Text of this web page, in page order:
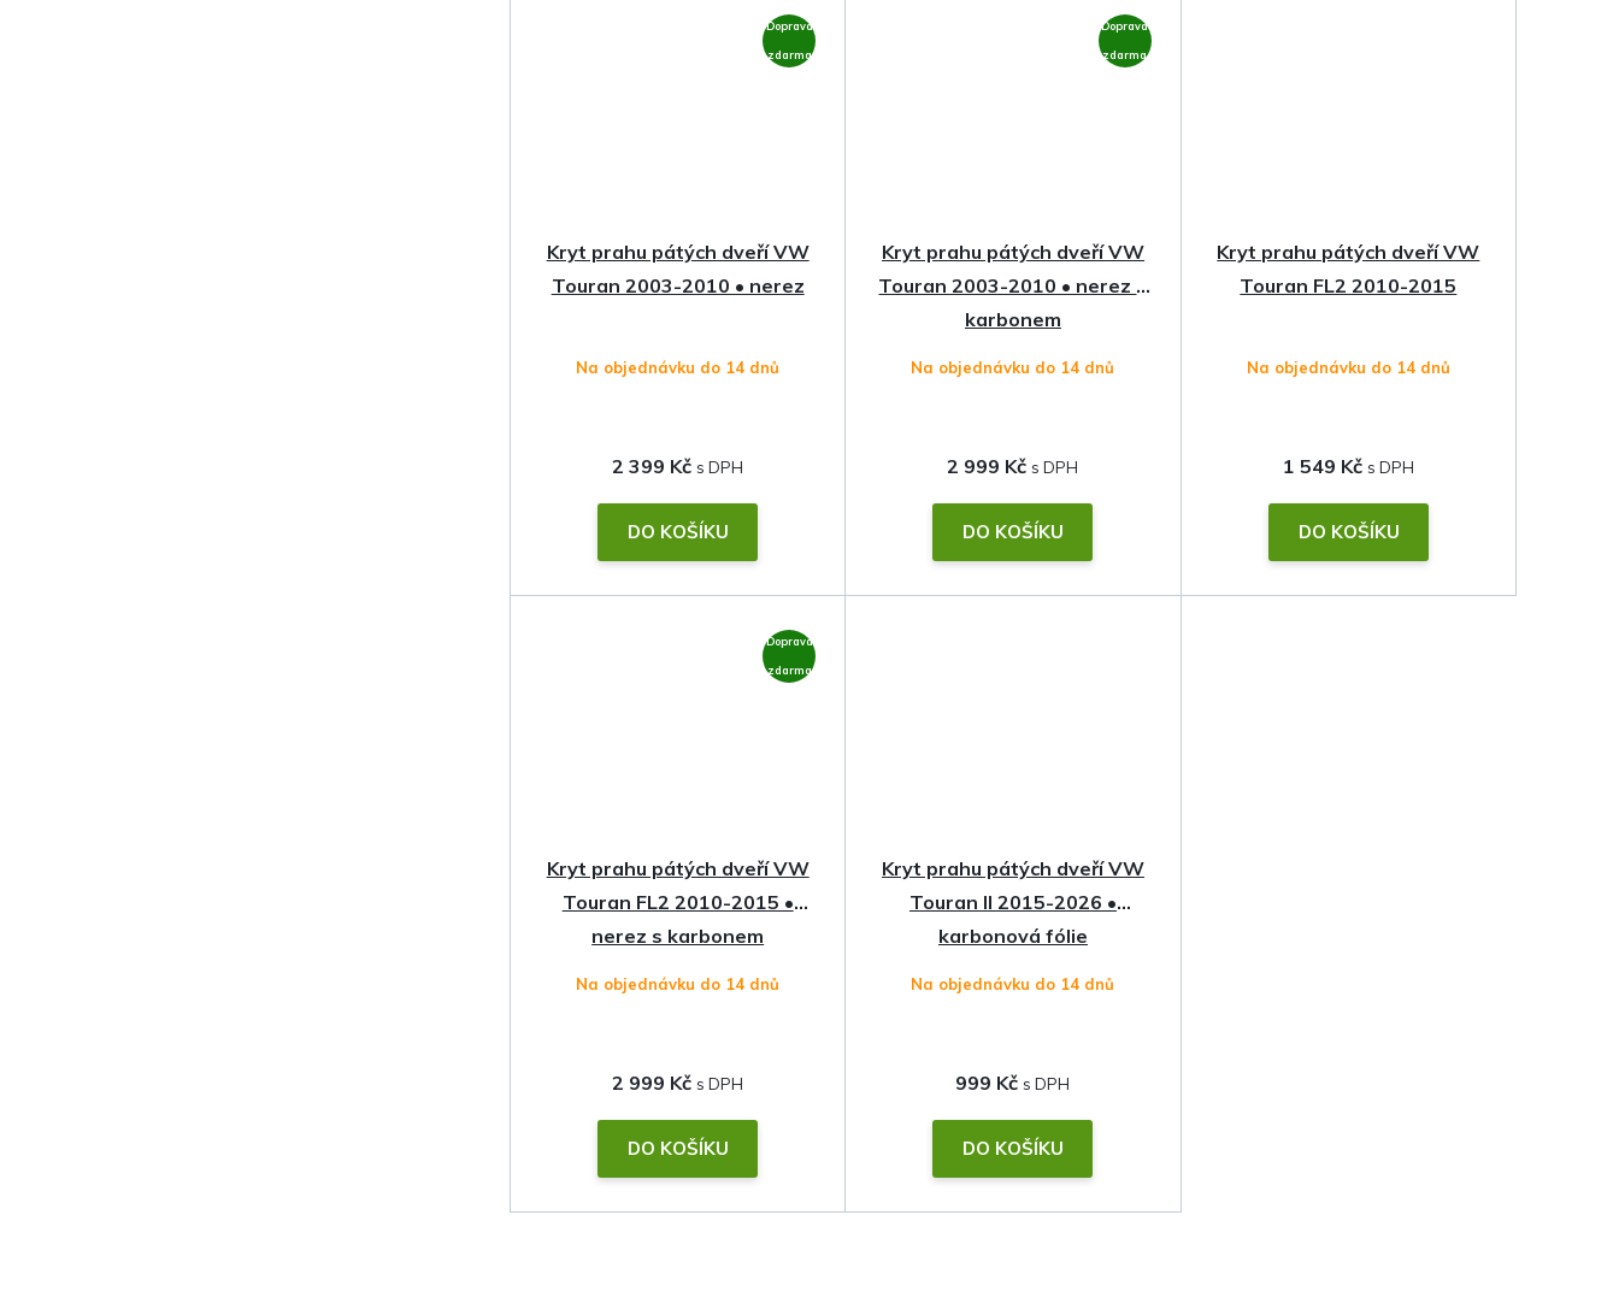
Doprava
zdarma
Kryt prahu pátých dveří VW
Touran 2003-2010 • nerez
Na objednávku do 14 dnů
2 399 Kč
DO KOŠÍKU
Doprava
zdarma
Kryt prahu pátých dveří VW
Touran 2003-2010 • nerez s
karbonem
Na objednávku do 14 dnů
2 999 Kč
DO KOŠÍKU
Kryt prahu pátých dveří VW
Touran FL2 2010-2015
Na objednávku do 14 dnů
1 549 Kč
DO KOŠÍKU
Doprava
zdarma
Kryt prahu pátých dveří VW
Touran FL2 2010-2015 •
nerez s karbonem
Na objednávku do 14 dnů
2 999 Kč
DO KOŠÍKU
Kryt prahu pátých dveří VW
Touran II 2015-2026 •
karbonová fólie
Na objednávku do 14 dnů
999 Kč
DO KOŠÍKU